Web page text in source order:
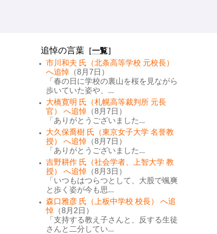
追悼の言葉 ［一覧］
市川和夫 氏（北条高等学校 元校長）
へ追悼 （8月7日）
「春の日に学校の裏山を桜を見ながら
歩いていた姿や、...
大橋寛明 氏（札幌高等裁判所 元長
官） へ追悼 （8月7日）
「ありがとうございました...
大久保喬樹 氏（東京女子大学 名誉教
授） へ追悼 （8月7日）
「ありがとうございました...
吉野耕作 氏（社会学者、上智大学 教
授） へ追悼 （8月3日）
「いつもはつらつとして、大股で颯爽
と歩く姿が今も思...
森口雅彦 氏（上板中学校 校長） へ追
悼 （8月2日）
「支持する教え子さんと、反する生徒
さんと二分してい...